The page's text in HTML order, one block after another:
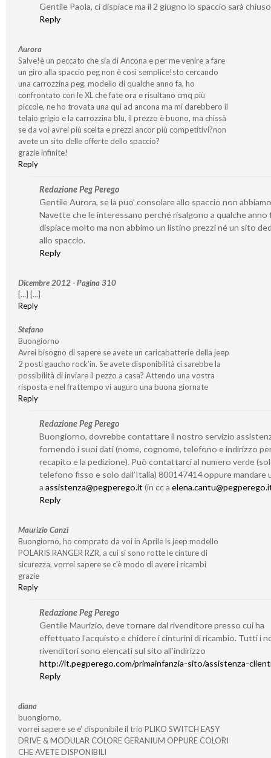
Gentile Paola, ci dispiace ma il 2 giugno lo spaccio sarà
Reply
Aurora
Salve!è un peccato che sia di Ancona e per me venire a fare
un giro alla spaccio peg non è così semplice!sto cercando
una carrozzina peg, modello di qualche anno fa, ho
confrontato con le XL che fate ora e risultano cmq più
piccole, ne ho trovata una qui ad ancona ma mi darebbero il
telaio grigio e la carrozzina blu, il prezzo è buono, ma chissà
se da voi avrei più scelta e prezzi ancor più competitivi?non
avete un sito delle offerte dello spaccio?
grazie infinite!
Reply
Redazione Peg Perego
Gentile Aurora, se la puo’ consolare allo spaccio non
Navette che le interessano perché risalgono a qualche anno
dispiace molto ma non abbimo un listino prezzi né un sito
allo spaccio.
Reply
Dicembre 2012 - Pagina 310
[...] [...]
Reply
Stefano
Buongiorno
Avrei bisogno di sapere se avete un caricabatterie della jeep
2 posti gaucho rock’in. Se avete disponibilità ci sarebbe la
possibilità di inviare il pezzo a casa? Attendo una vostra
risposta e nel frattempo vi auguro una buona giornate
Reply
Redazione Peg Perego
Buongiorno, dovrebbe contattare il nostro servizio
fornendo i suoi dati (nome, cognome, telefono e indirizzo
recapito e la pedizione). Può contattarci al numero verde
telefono fisso e solo dall’Italia) 800147414 oppure mandare
a assistenza@pegperego.it(in cc a
Reply
Maurizio Canzi
Buongiorno, ho comprato da voi in Aprile ls jeep modello
POLARIS RANGER RZR, a cui si sono rotte le cinture di
sicurezza, vorrei sapere se c’è modo di avere i ricambi
grazie
Reply
Redazione Peg Perego
Gentile Maurizio, deve tornare dal rivenditore presso cui ha
effettuato l’acquisto e chidere i cinturini di ricambio. Tutti i
rivenditori sono elencati sul sito all’indirizzo
http://it.pegperego.com/primainfanzia-sito/assistenza-
Reply
diana
buongiorno,
vorrei sapere se e’ disponibile il trio PLIKO SWITCH EASY
DRIVE & MODULAR COLORE GERANIUM OPPURE COLORI
CHE AVETE DISPONIBILI